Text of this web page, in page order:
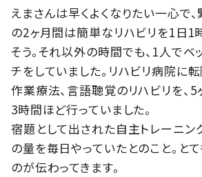
えまさんは早くよくなりたい一心で
の2ヶ月間は簡単なリハビリを1日1
そう。それ以外の時間でも、1人でベ
チをしていました。リハビリ病院に
作業療法、言語聴覚のリハビリを、
3時間ほど行っていました。
宿題として出された自主トレーニン
の量を毎日やっていたとのこと。と
のが伝わってきます。